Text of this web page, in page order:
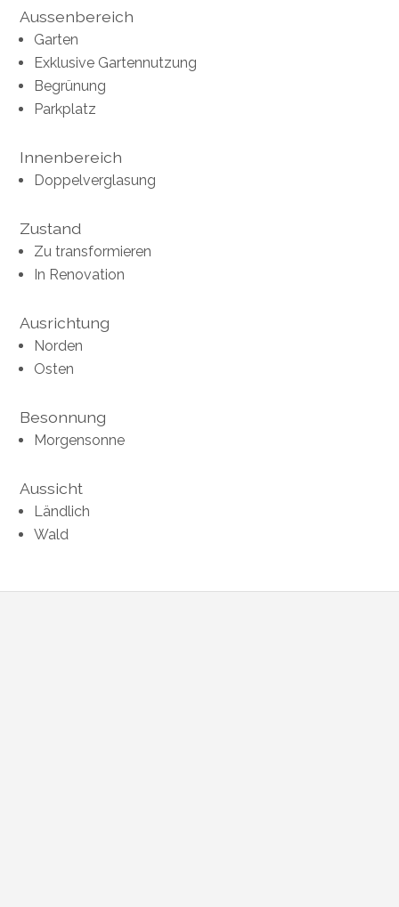
Aussenbereich
Garten
Exklusive Gartennutzung
Begrünung
Parkplatz
Innenbereich
Doppelverglasung
Zustand
Zu transformieren
In Renovation
Ausrichtung
Norden
Osten
Besonnung
Morgensonne
Aussicht
Ländlich
Wald